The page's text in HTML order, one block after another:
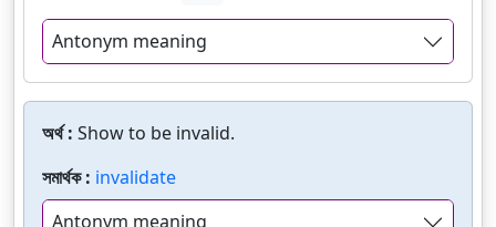
Antonym meaning
অর্থ : Show to be invalid.
সমার্থক : invalidate
Antonym meaning